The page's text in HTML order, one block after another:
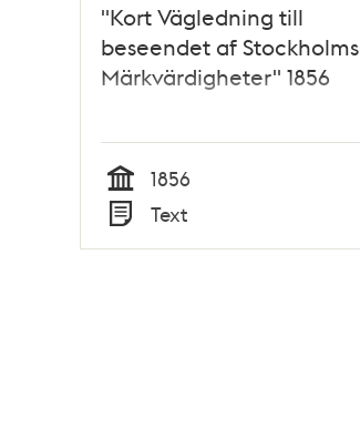
"Kort Vägledning till
beseendet af Stockholms
Märkvärdigheter" 1856
Tid
1856
Typ
Text